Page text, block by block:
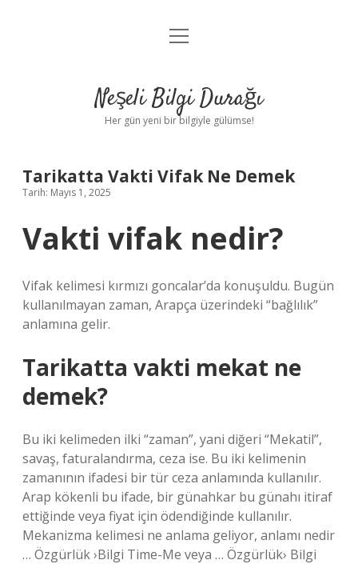
Anasayfa
Yasal Uyarı
menüyü
Neşeli Bilgi Durağı
Her gün yeni bir bilgiyle gülümse!
Tarikatta Vakti Vifak Ne Demek
Tarih: Mayıs 1, 2025
Vakti vifak nedir?
Vifak kelimesi kırmızı goncalar’da konuşuldu. Bugün
kullanılmayan zaman, Arapça üzerindeki “bağlılık”
anlamına gelir.
Tarikatta vakti mekat ne
demek?
Bu iki kelimeden ilki “zaman”, yani diğeri “Mekatil”,
savaş, faturalandırma, ceza ise. Bu iki kelimenin
zamanının ifadesi bir tür ceza anlamında kullanılır.
Arap kökenli bu ifade, bir günahkar bu günahı itiraf
ettiğinde veya fiyat için ödendiğinde kullanılır.
Mekanizma kelimesi ne anlama geliyor, anlamı nedir
… Özgürlük ›Bilgi Time-Me veya … Özgürlük› Bilgi